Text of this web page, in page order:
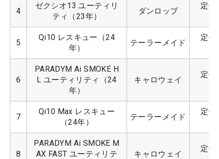
4
ゼクシオ13 ユーティリ
ティ（23年）
ダンロップ
定価
5
Qi10 レスキュー（24
年）
テーラーメイド
定価
6
PARADYM Ai SMOKE H
L ユーティリティ（24
年）
キャロウェイ
定価
7
Qi10 Max レスキュー
（24年）
テーラーメイド
定価
8
PARADYM Ai SMOKE M
AX FAST ユーティリテ
キャロウェイ
定価